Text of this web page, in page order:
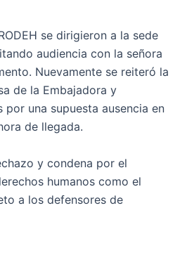
se dirigieron a la sede
audiencia con la señora
Nuevamente se reiteró la
de la Embajadora y
una supuesta ausencia en
de llegada.
y condena por el
humanos como el
a los defensores de